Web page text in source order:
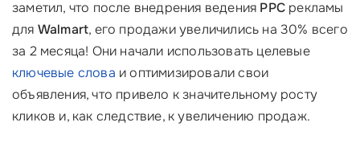
заметил, что после внедрения ведения PPC рекламы
для Walmart, его продажи увеличились на 30% всего
за 2 месяца! Они начали использовать целевые
ключевые слова и оптимизировали свои
объявления, что привело к значительному росту
кликов и, как следствие, к увеличению продаж.